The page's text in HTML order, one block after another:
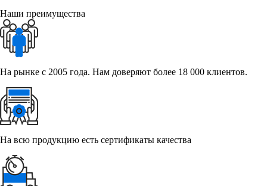
Наши преимущества
На рынке с 2005 года. Нам доверяют более 18 000 клиентов.
На всю продукцию есть сертификаты качества